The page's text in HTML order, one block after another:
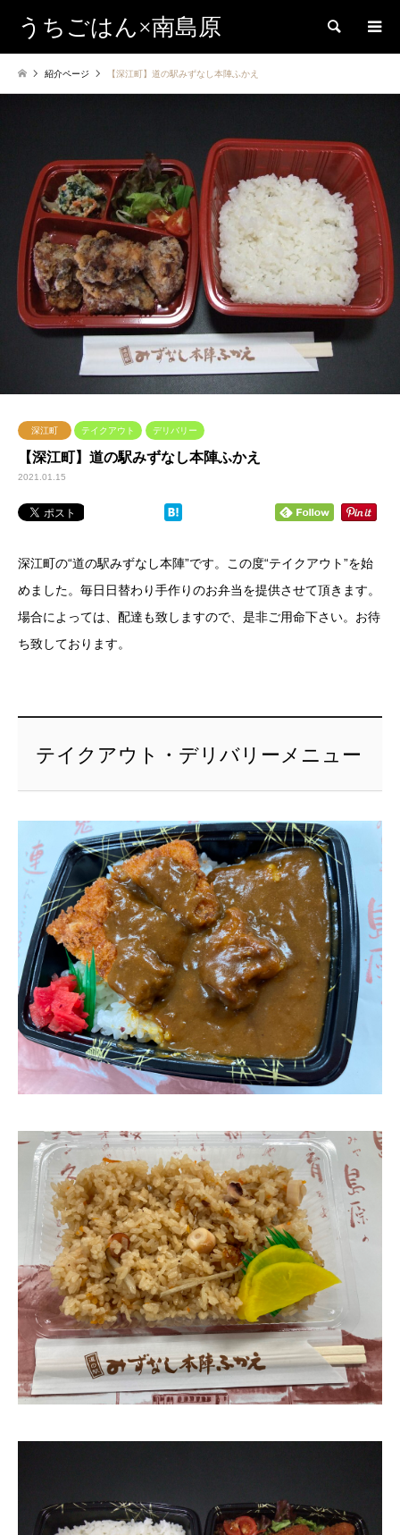
うちごはん×南島原 検索
紹介ページ 【深江町】道の駅みずなし本陣ふかえ
深江町 テイクアウト デリバリー
【深江町】道の駅みずなし本陣ふかえ
2021.01.15
深江町の“道の駅みずなし本陣”です。この度“テイクアウト”を始
めました。毎日日替わり手作りのお弁当を提供させて頂きます。
場合によっては、配達も致しますので、是非ご用命下さい。お待
ち致しております。
テイクアウト・デリバリーメニュー